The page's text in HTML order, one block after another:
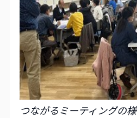
つながるミーティングの